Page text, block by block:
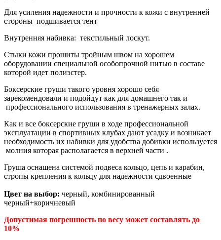
Для усиления надежности и прочности к кожи с внутренней
стороны подшивается тент
Внутренняя набивка: текстильный лоскут.
Стыки кожи прошиты тройным швом на хорошем
оборудовании специальной особопрочной нитью в составе
которой идет полиэстер.
Боксерские груши такого уровня хорошо себя
зарекомендовали и подойдут как для домашнего так и
профессионального использования в тренажерных залах.
Как и все боксерские груши в ходе профессиональной
эксплуатации в спортивных клубах дают усадку и возникает
необходимость их набивки для удобства добивки используется
молния которая располагается в верхней части .
Груша оснащена системой подвеса кольцо, цепь и карабин,
стропы крепления к кольцу для надежности сдвоенные
Цвет на выбор: черный, комбинированный
черный+коричневый
Допустимая погрешность по весу может составлять до
10%